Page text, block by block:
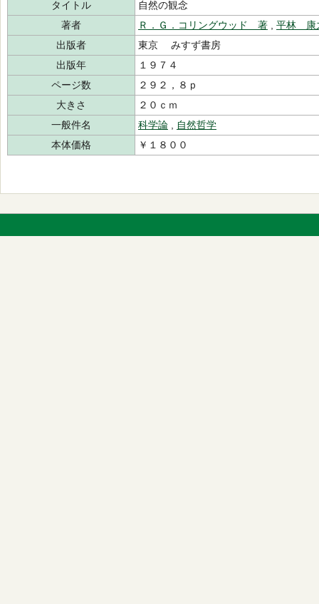
タイトル
自然の観念
著者
Ｒ．Ｇ．コリングウッド 著
平林
出版者
東京 みすず書房
出版年
１９７４
ページ数
２９２，８ｐ
大きさ
２０ｃｍ
一般件名
科学論
自然哲学
本体価格
￥１８００